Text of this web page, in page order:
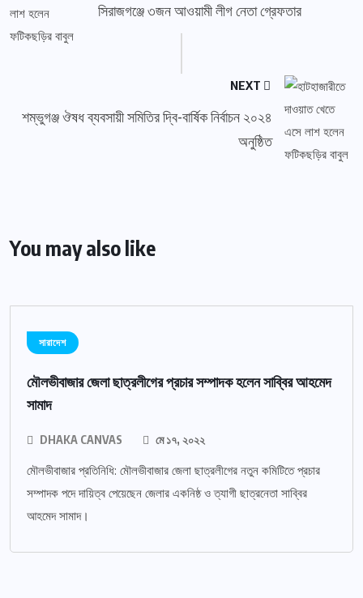
সিরাজগঞ্জে ৩জন আওয়ামী লীগ নেতা গ্রেফতার
NEXT
শম্ভুগঞ্জ ঔষধ ব্যবসায়ী সমিতির দ্বি-বার্ষিক নির্বাচন ২০২৪
অনুষ্ঠিত
You may also like
সারাদেশ
মৌলভীবাজার জেলা ছাত্রলীগের প্রচার সম্পাদক হলেন সাব্বির আহমেদ
সামাদ
DHAKA CANVAS মে ১৭, ২০২২
মৌলভীবাজার প্রতিনিধি: মৌলভীবাজার জেলা ছাত্রলীগের নতুন কমিটিতে প্রচার
সম্পাদক পদে দায়িত্ব পেয়েছেন জেলার একনিষ্ঠ ও ত্যাগী ছাত্রনেতা সাব্বির
আহমেদ সামাদ।